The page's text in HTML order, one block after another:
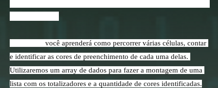
você aprenderá como percorrer várias células, contar
e identificar as cores de preenchimento de cada uma delas.
Utilizaremos um array de dados para fazer a montagem de uma
lista com os totalizadores e a quantidade de cores identificadas.